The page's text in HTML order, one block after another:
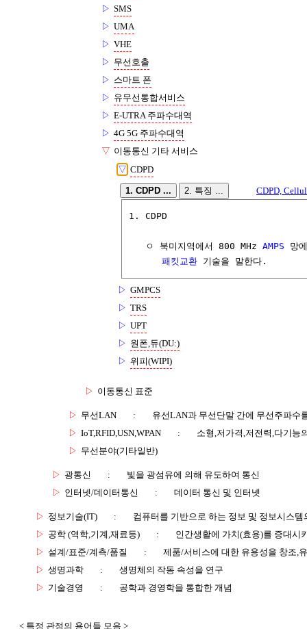
▷ SMS
▷ UMA
▷ VHE
▷ 무선호출
▷ 스마트 폰
▷ 유무선통합서비스
▷ E-UTRA 주파수대역
▷ 4G 5G 주파수대역
▽ 이동통신 기타 서비스
▽ CDPD
1. CDPD ... 2. 특징 ... CDPD,
1. CDPD
   ㅇ 북미지역에서 800 MHz
AMPS 망
패킷교환 기술을 말한다.
▷ GMPCS
▷ TRS
▷ UPT
▷ 원폰,듀(DU:)
▷ 위피(WIPI)
▷ 이동통신 표준
▷ 무선LAN :
유선LAN과 무선단말 간에 무선주파수
▷ IoT,RFID,USN,WPAN :
소형,저가격,저전력,다기능
▷ 무선분야(기타일반)
▷ 광통신 :
빛을 광섬유에 의해 유도하여 통신
▷ 인터넷/데이터통신 : 데이터 통신 및 인터넷
▷ 정보기술(IT) :
컴퓨터를 기반으로 하는 정보 및 정보시스템
▷ 공학 (역학,기계,재료등) :
인간생활에 가치(효용)를 증대시
▷ 설계/표준/계측/품질 :
제품/서비스에 대한 유용성을 창조,
▷ 생명과학 :
생명체의 작동 속성을 연구
▷ 기술경영 : 공학과 경영학을 통합한 개념
< 특정 관점의 용어들 모음 >